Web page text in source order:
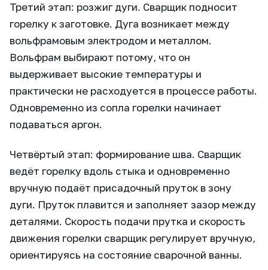
Третий этап: розжиг дуги. Сварщик подносит
горелку к заготовке. Дуга возникает между
вольфрамовым электродом и металлом.
Вольфрам выбирают потому, что он
выдерживает высокие температуры и
практически не расходуется в процессе работы.
Одновременно из сопла горелки начинает
подаваться аргон.
Четвёртый этап: формирование шва. Сварщик
ведёт горелку вдоль стыка и одновременно
вручную подаёт присадочный пруток в зону
дуги. Пруток плавится и заполняет зазор между
деталями. Скорость подачи прутка и скорость
движения горелки сварщик регулирует вручную,
ориентируясь на состояние сварочной ванны.